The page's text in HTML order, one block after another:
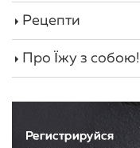
Рецепти
Про Їжу з собою!